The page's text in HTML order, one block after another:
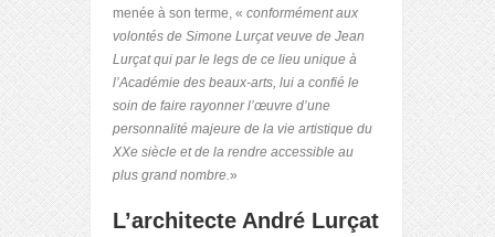
menée à son terme, « conformément aux
volontés de Simone Lurçat veuve de Jean
Lurçat qui par le legs de ce lieu unique à
l’Académie des beaux-arts, lui a confié le
soin de faire rayonner l’œuvre d’une
personnalité majeure de la vie artistique du
XXe siècle et de la rendre accessible au
plus grand nombre.»
L’architecte André Lurçat